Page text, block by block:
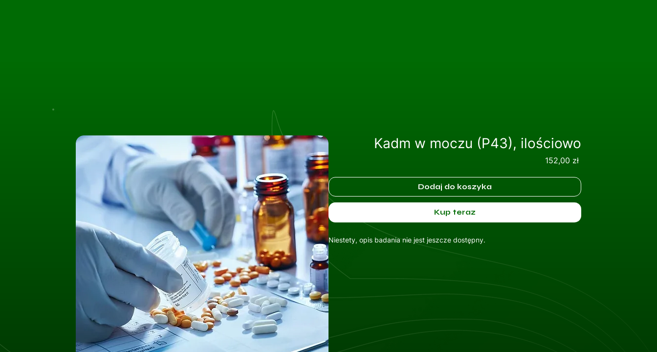
Kadm w moczu (P43), ilościowo
152,00 złCena
Dodaj do koszyka
Kup teraz
Niestety, opis badania nie jest jeszcze dostępny.